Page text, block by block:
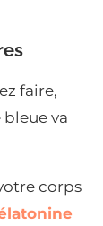
faire,
bleue va
corps